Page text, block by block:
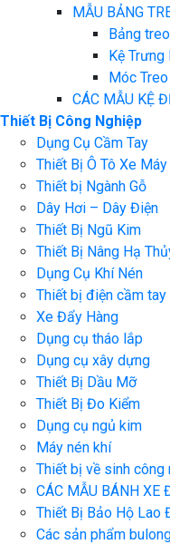
MẪU BẢNG
Bảng
Kệ Trưng
Móc
CÁC MẪU KỆ
Thiết Bị Công Nghiệp
Dụng Cụ Cầm Tay
Thiết Bị Ô Tô Xe Máy
Thiết bị Ngành Gỗ
Dây Hơi – Dây Điện
Thiết Bị Ngũ Kim
Thiết Bị Nâng Hạ
Dụng Cụ Khí Nén
Thiết bị điện cầm tay
Xe Đẩy Hàng
Dụng cụ tháo lắp
Dụng cụ xây dựng
Thiết Bị Dầu Mỡ
Thiết Bị Đo Kiểm
Dụng cụ ngủ kim
Máy nén khí
Thiết bị về sinh công
CÁC MẪU BÁNH XE
Thiết Bị Bảo Hộ Lao
Các sản phẩm